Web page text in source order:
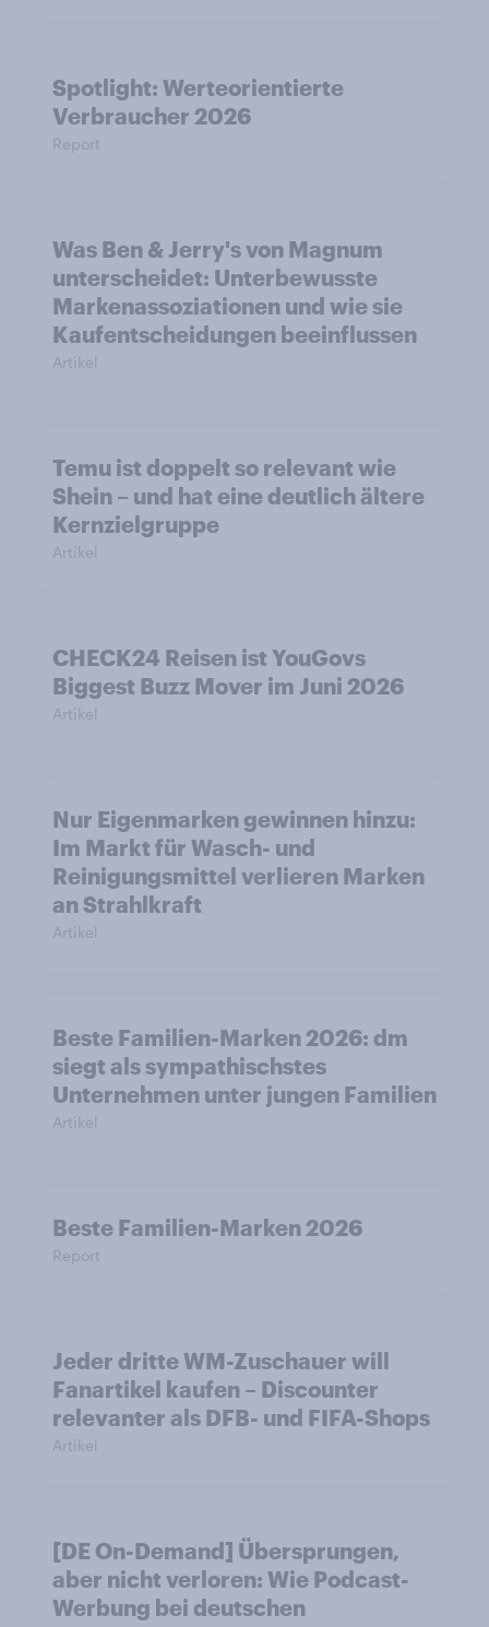
Spotlight: Werteorientierte
Verbraucher 2026
Report
Was Ben & Jerry's von Magnum
unterscheidet: Unterbewusste
Markenassoziationen und wie sie
Kaufentscheidungen beeinflussen
Artikel
Temu ist doppelt so relevant wie
Shein – und hat eine deutlich ältere
Kernzielgruppe
Artikel
CHECK24 Reisen ist YouGovs
Biggest Buzz Mover im Juni 2026
Artikel
Nur Eigenmarken gewinnen hinzu:
Im Markt für Wasch- und
Reinigungsmittel verlieren Marken
an Strahlkraft
Artikel
Beste Familien-Marken 2026: dm
siegt als sympathischstes
Unternehmen unter jungen Familien
Artikel
Beste Familien-Marken 2026
Report
Jeder dritte WM-Zuschauer will
Fanartikel kaufen – Discounter
relevanter als DFB- und FIFA-Shops
Artikel
[DE On-Demand] Übersprungen,
aber nicht verloren: Wie Podcast-
Werbung bei deutschen